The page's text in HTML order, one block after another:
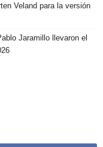
Veland para la versión
Jaramillo llevaron el